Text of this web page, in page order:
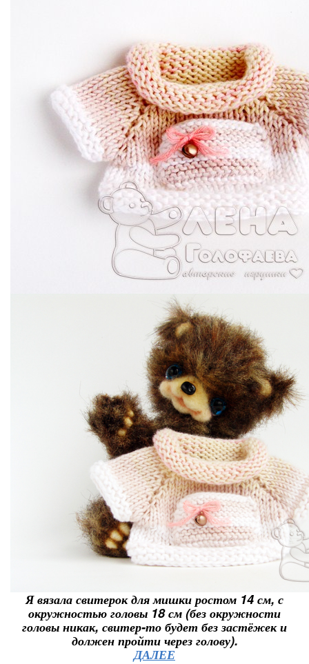
Я вязала свитерок для мишки ростом 14 см, с
окружностью головы 18 см (без окружности
головы никак, свитер-то будет без застёжек и
должен пройти через голову).
ДАЛЕЕ